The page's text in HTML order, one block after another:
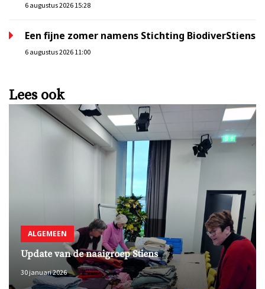
6 augustus 2026 15:28
Een fijne zomer namens Stichting BiodiverStiens
6 augustus 2026 11:00
Lees ook
ALGEMEEN
Update van de naaigroep Stiens
30 januari 2026